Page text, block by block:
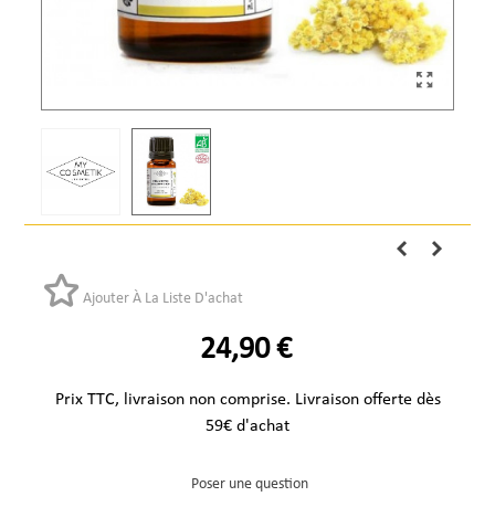
Ajouter À La Liste D'achat
24,90 €
Prix TTC, livraison non comprise. Livraison offerte dès
59€ d'achat
Poser une question